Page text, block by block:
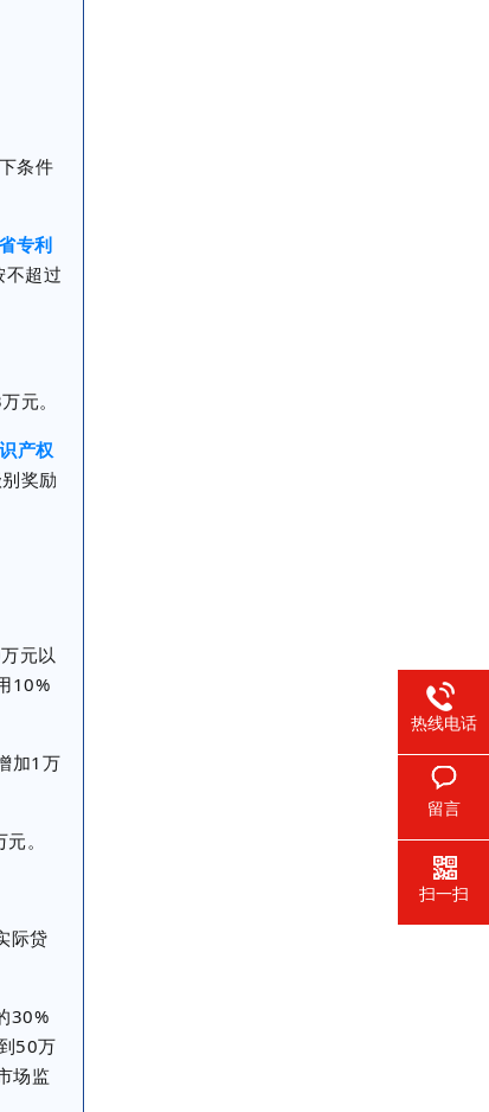
条件
专利
不超过
元。
产权
奖励
元以
10%
加1万
。
际贷
30%
50万
场监
热线电话
留言
扫一扫